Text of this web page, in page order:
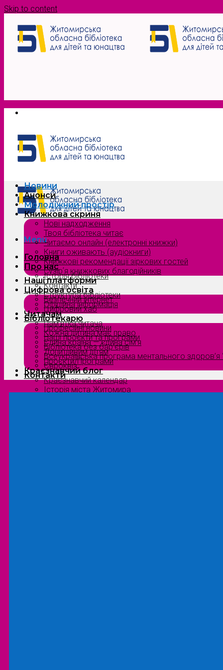
Skip to content
Menu
Головна
Про нас
Історія бібліотеки
Контакти
Структура бібліотеки
Офіційна інформація
Читачам
Пам’ятка читача
Кожна дитина має право
Єдина країна — єдина сім’я
Допитливим дітям
Проєкти/Програми
Краєзнавчий блог
Краєзнавчий календар
Історія міста Житомира
Новини
Анонси
Молодіжний простір
Книжкова скриня
Нові надходження
Твоя бібліотека читає
Читаємо онлайн (електронні книжки)
Книги оживають (аудіокниги)
Книжкові рекомендації зіркових гостей
Сузірʼя книжкових благодійників
Наші платформи
Цифрова освіта
Безпечний інтернет
Цифровий хаб
Бібліотекарю
Професійні новини
Наші проєкти та програми
Бібліотека без бар’єрів
Всеукраїнська програма ментального здоров’я
Євроквіз
Контакти